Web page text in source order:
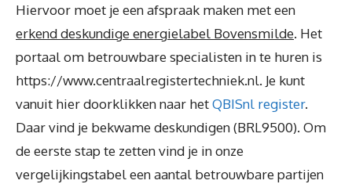
Hiervoor moet je een afspraak maken met een
erkend deskundige energielabel Bovensmilde. Het
portaal om betrouwbare specialisten in te huren is
https://www.centraalregistertechniek.nl. Je kunt
vanuit hier doorklikken naar hetQBISnl register.
Daar vind je bekwame deskundigen (BRL9500). Om
de eerste stap te zetten vind je in onze
vergelijkingstabel een aantal betrouwbare partijen